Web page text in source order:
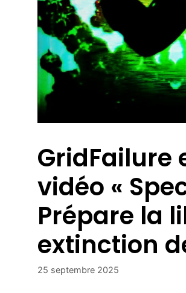
GridFailure
vidéo «
Prépare la
extinction
25 septembre 2025